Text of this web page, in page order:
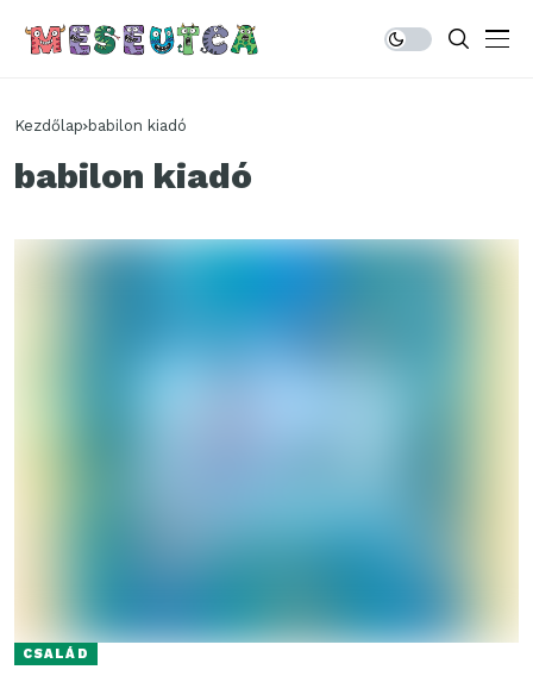
Kezdőlap babilon kiadó
babilon kiadó
CSALÁD